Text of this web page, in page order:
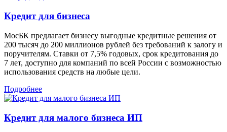
Кредит для бизнеса
МосБК предлагает бизнесу выгодные кредитные решения от
200 тысяч до 200 миллионов рублей без требований к залогу и
поручителям. Ставки от 7,5% годовых, срок кредитования до
7 лет, доступно для компаний по всей России с возможностью
использования средств на любые цели.
Подробнее
Кредит для малого бизнеса ИП